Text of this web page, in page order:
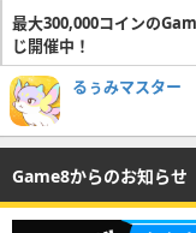
最大300,000コインの
じ開催中！
るぅみマスター
Game8からのお知らせ